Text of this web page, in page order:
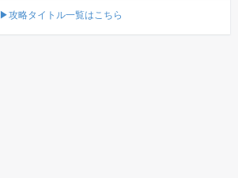
▶攻略タイトル一覧はこちら